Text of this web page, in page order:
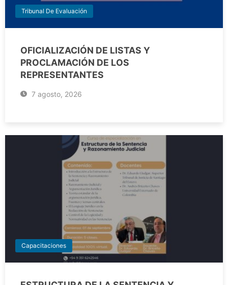
Tribunal De Evaluación
OFICIALIZACIÓN DE LISTAS Y
PROCLAMACIÓN DE LOS
REPRESENTANTES
7 agosto, 2026
Capacitaciones